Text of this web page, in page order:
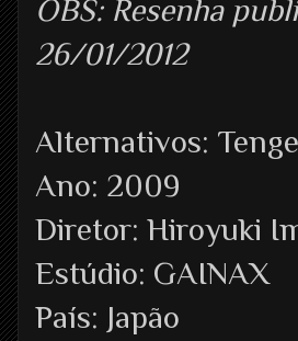
OBS: Resenha
26/01/2012
Alternativos:
Ano: 2009
Diretor: Hiroyuki
Estúdio: GAINAX
País: Japão